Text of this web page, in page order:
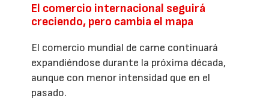
El comercio internacional seguirá
creciendo, pero cambia el mapa
El comercio mundial de carne continuará
expandiéndose durante la próxima década,
aunque con menor intensidad que en el
pasado.